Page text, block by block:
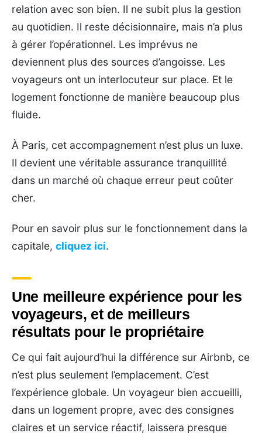
relation avec son bien. Il ne subit plus la gestion
au quotidien. Il reste décisionnaire, mais n’a plus
à gérer l’opérationnel. Les imprévus ne
deviennent plus des sources d’angoisse. Les
voyageurs ont un interlocuteur sur place. Et le
logement fonctionne de manière beaucoup plus
fluide.
À Paris, cet accompagnement n’est plus un luxe.
Il devient une véritable assurance tranquillité
dans un marché où chaque erreur peut coûter
cher.
Pour en savoir plus sur le fonctionnement dans la
capitale, cliquez ici.
Une meilleure expérience pour les
voyageurs, et de meilleurs
résultats pour le propriétaire
Ce qui fait aujourd’hui la différence sur Airbnb, ce
n’est plus seulement l’emplacement. C’est
l’expérience globale. Un voyageur bien accueilli,
dans un logement propre, avec des consignes
claires et un service réactif, laissera presque